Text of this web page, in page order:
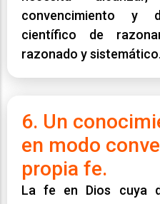
convencimiento y
científico de
razonado y sistemático.
6. Un
en modo
propia fe.
La fe en Dios cuya